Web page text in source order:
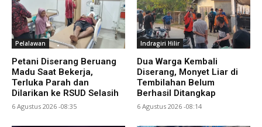
Pelalawan
Petani Diserang Beruang
Madu Saat Bekerja,
Terluka Parah dan
Dilarikan ke RSUD Selasih
6 Agustus 2026 -08:35
Indragiri Hilir
Dua Warga Kembali
Diserang, Monyet Liar di
Tembilahan Belum
Berhasil Ditangkap
6 Agustus 2026 -08:14